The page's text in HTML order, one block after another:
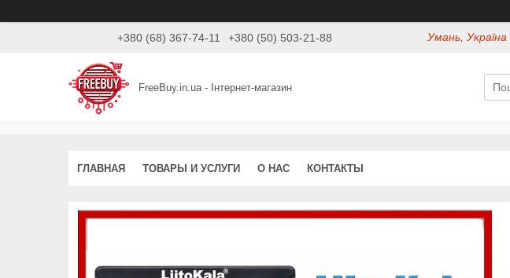
+380 (68) 367-74-11 +380 (50) 503-21-88 Умань, Україна
FreeBuy.in.ua - Інтернет-магазин
ГЛАВНАЯ ТОВАРЫ И УСЛУГИ О НАС КОНТАКТЫ